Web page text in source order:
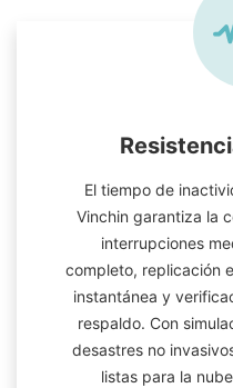
El tiempo de
Vinchin garantiza la
interrupciones
completo, replicación
instantánea y
respaldo. Con
desastres no
listas para la